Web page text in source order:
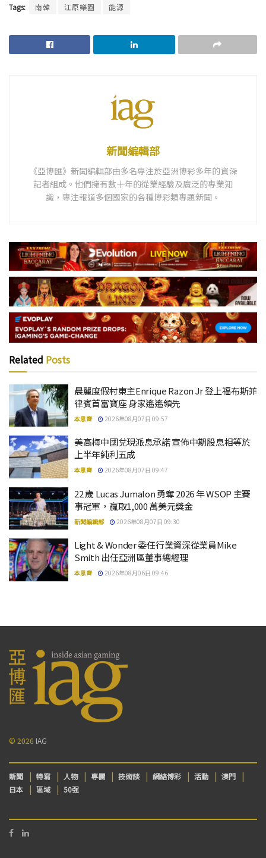
Tags: 南韓 江原樂園 能源
新聞編輯部
《亞博匯》新聞編輯部由多名專注於亞洲博彩多年的資深
記者組成。他們擁有數十年的從業經驗及廣泛的專業知
識，專注報道多個國家的各種博彩類專題新聞。
Related Posts
晨麗度假村東主Enrique Razon Jr 登上福布斯菲
律賓首富寶座 身家遙遙領先
本思齊 2026年08月07日 09:57
美高梅中國兌現派息承諾 宣佈中期股息相等於
上半年純利五成
本思齊 2026年08月07日 09:47
22 歲 Lucas Jumalon 勇奪 2026 年 WSOP 主賽
事冠軍，贏取1,000 萬美元獎金
新聞編輯部 2026年08月07日 09:30
Light & Wonder 委任行業資深從業員Mike
Smith 出任亞洲區董事總經理
本思齊 2026年08月06日 09:46
© 2026 IAG
新聞 特寫 人物 專欄 技術談 網絡博彩 活動
澳門
日本
區域 50强